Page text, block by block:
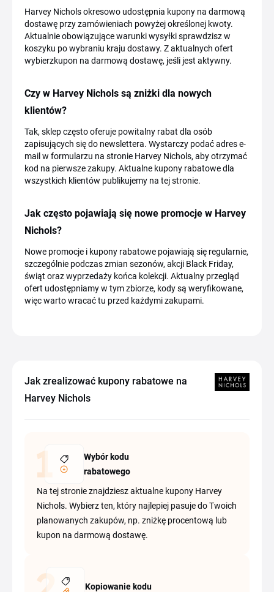
Harvey Nichols okresowo udostępnia kupony na darmową
dostawę przy zamówieniach powyżej określonej kwoty.
Aktualnie obowiązujące warunki wysyłki sprawdzisz w
koszyku po wybraniu kraju dostawy. Z aktualnych ofert
wybierzkupon na darmową dostawę, jeśli jest aktywny.
Czy w Harvey Nichols są zniżki dla nowych
klientów?
Tak, sklep często oferuje powitalny rabat dla osób
zapisujących się do newslettera. Wystarczy podać adres e-
mail w formularzu na stronie Harvey Nichols, aby otrzymać
kod na pierwsze zakupy. Aktualne kupony rabatowe dla
wszystkich klientów publikujemy na tej stronie.
Jak często pojawiają się nowe promocje w Harvey
Nichols?
Nowe promocje i kupony rabatowe pojawiają się regularnie,
szczególnie podczas zmian sezonów, akcji Black Friday,
świąt oraz wyprzedaży końca kolekcji. Aktualny przegląd
ofert udostępniamy w tym zbiorze, kody są weryfikowane,
więc warto wracać tu przed każdymi zakupami.
Jak zrealizować kupony rabatowe na
Harvey Nichols
Wybór kodu
rabatowego
Na tej stronie znajdziesz aktualne kupony Harvey
Nichols. Wybierz ten, który najlepiej pasuje do Twoich
planowanych zakupów, np. zniżkę procentową lub
kupon na darmową dostawę.
Kopiowanie kodu